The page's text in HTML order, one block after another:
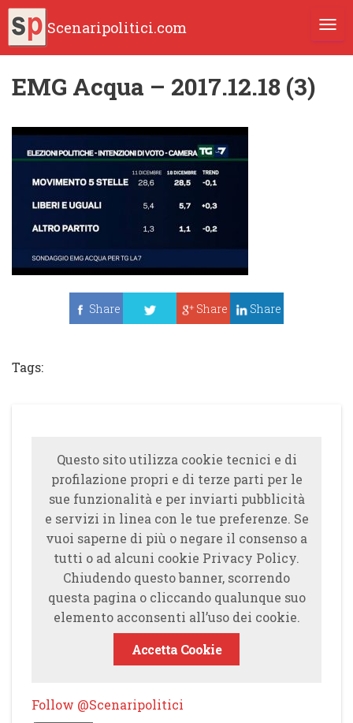
Scenaripolitici.com
EMG Acqua – 2017.12.18 (3)
Share
Share Share
Tags:
Questo sito utilizza cookie tecnici e di
profilazione propri e di terze parti per le
sue funzionalità e per inviarti pubblicità
e servizi in linea con le tue preferenze. Se
vuoi saperne di più o negare il consenso a
tutti o ad alcuni cookie Privacy Policy.
Chiudendo questo banner, scorrendo
questa pagina o cliccando qualunque suo
elemento acconsenti all’uso dei cookie.
Accetta Cookie
Follow @Scenaripolitici